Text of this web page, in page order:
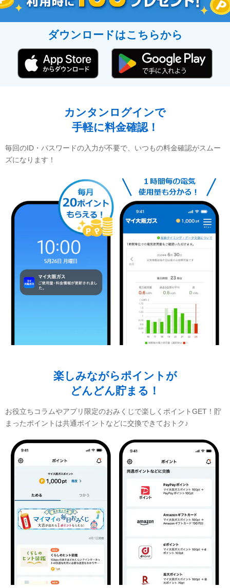
ダウンロードはこちらから
カンタンログインで
手軽に料金確認！
毎回のID・パスワードの入力が不要で、いつもの料金確認がスムー
ズになります！
楽しみながらポイントが
どんどん貯まる！
お役立ちコラムやアプリ限定のおみくじで楽しくポイントGET！貯
まったポイントは共通ポイントなどに交換できておトク♪